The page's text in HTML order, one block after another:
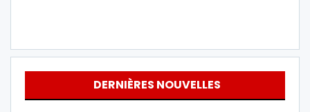
DERNIÈRES NOUVELLES